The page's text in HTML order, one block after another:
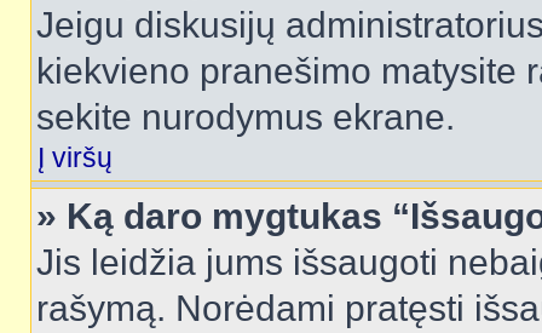
Jeigu diskusijų
kiekvieno pranešimo matysite
sekite nurodymus ekrane.
Į viršų
» Ką daro mygtukas
Jis leidžia jums išsaugoti
rašymą. Norėdami pratęsti